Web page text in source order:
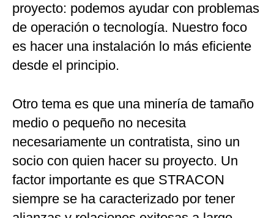
proyecto: podemos ayudar con problemas
de operación o tecnología. Nuestro foco
es hacer una instalación lo más eficiente
desde el principio.
Otro tema es que una minería de tamaño
medio o pequeño no necesita
necesariamente un contratista, sino un
socio con quien hacer su proyecto. Un
factor importante es que STRACON
siempre se ha caracterizado por tener